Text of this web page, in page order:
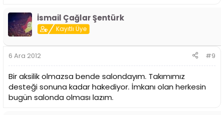
İsmail Çağlar Şentürk
Kayıtlı Üye
6 Ara 2012 #9
Bir aksilik olmazsa bende salondayım. Takımımız
desteği sonuna kadar hakediyor. İmkanı olan herkesin
bugün salonda olması lazım.